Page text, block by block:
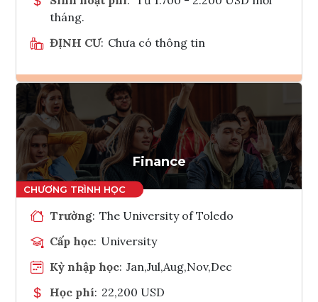
tháng.
ĐỊNH CƯ: Chưa có thông tin
Ghi danh
Tham vấn Interlink
Finance
Trường: The University of Toledo
Cấp học: University
Kỳ nhập học: Jan,Jul,Aug,Nov,Dec
Học phí: 22,200 USD